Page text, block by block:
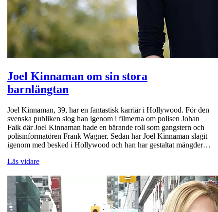
Joel Kinnaman om sin stora
barnlängtan
Joel Kinnaman, 39, har en fantastisk karriär i Hollywood. För den
svenska publiken slog han igenom i filmerna om polisen Johan
Falk där Joel Kinnaman hade en bärande roll som gangstern och
polisinformatören Frank Wagner. Sedan har Joel Kinnaman slagit
igenom med besked i Hollywood och han har gestaltat mängder…
Läs vidare